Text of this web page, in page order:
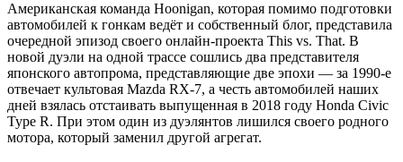
Американская команда Hoonigan, которая помимо подготовки
автомобилей к гонкам ведёт и собственный блог, представила
очередной эпизод своего онлайн-проекта This vs. That. В
новой дуэли на одной трассе сошлись два представителя
японского автопрома, представляющие две эпохи — за 1990-е
отвечает культовая Mazda RX-7, а честь автомобилей наших
дней взялась отстаивать выпущенная в 2018 году Honda Civic
Type R. При этом один из дуэлянтов лишился своего родного
мотора, который заменил другой агрегат.